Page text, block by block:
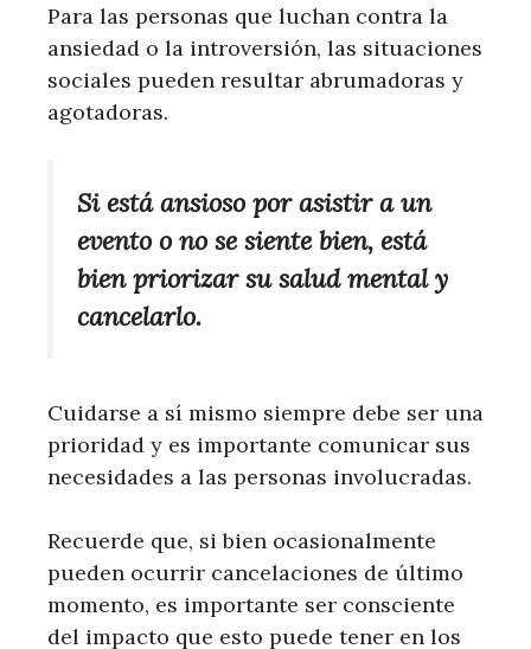
Para las personas que luchan contra la
ansiedad o la introversión, las situaciones
sociales pueden resultar abrumadoras y
agotadoras.
Si está ansioso por asistir a un
evento o no se siente bien, está
bien priorizar su salud mental y
cancelarlo.
Cuidarse a sí mismo siempre debe ser una
prioridad y es importante comunicar sus
necesidades a las personas involucradas.
Recuerde que, si bien ocasionalmente
pueden ocurrir cancelaciones de último
momento, es importante ser consciente
del impacto que esto puede tener en los